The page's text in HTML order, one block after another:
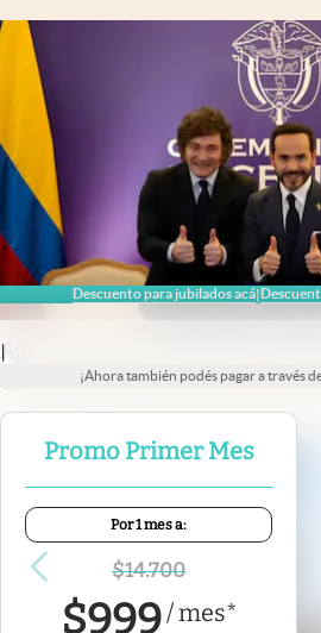
Descuento para jubilados acá|
|
¡Ahora también podés pagar a través
Promo Primer Mes
Por 1 mes a:
$14.700
$999/mes*
Agenda
de la Espriella antes de su